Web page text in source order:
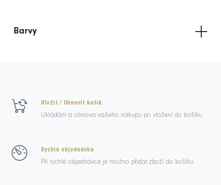
Barvy
Uložit / Obnovit košík
Ukládání a obnova vašeho nákupu po vložení do košíku.
Rychlá objednávka
Při rychlé objednávce je možno přidat zboží do košíku.